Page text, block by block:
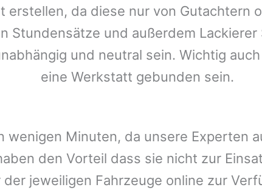
erstellen, da diese nur von Gutachtern
Stundensätze und außerdem
und neutral sein. Wichtig
eine Werkstatt gebunden sein.
Minuten, da unsere Experten
den Vorteil dass sie nicht zur
der jeweiligen Fahrzeuge online zur